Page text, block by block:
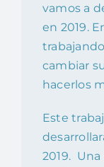
vamos a
en 2019.
cambiar
hacerlos
Este
2019.